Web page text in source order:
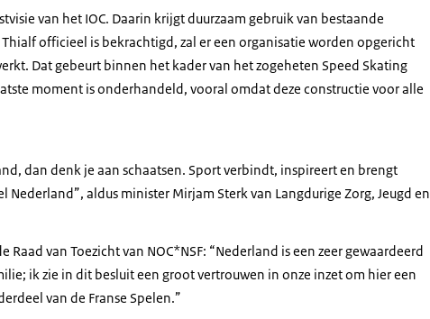
van het IOC. Daarin krijgt duurzaam gebruik van bestaande
officieel is bekrachtigd, zal er een organisatie worden opgericht
Dat gebeurt binnen het kader van het zogeheten Speed Skating
moment is onderhandeld, vooral omdat deze constructie voor alle
dan denk je aan schaatsen. Sport verbindt, inspireert en brengt
Nederland”, aldus minister Mirjam Sterk van Langdurige Zorg, Jeugd en
van Toezicht van NOC*NSF: “Nederland is een zeer gewaardeerd
ik zie in dit besluit een groot vertrouwen in onze inzet om hier een
van de Franse Spelen.”